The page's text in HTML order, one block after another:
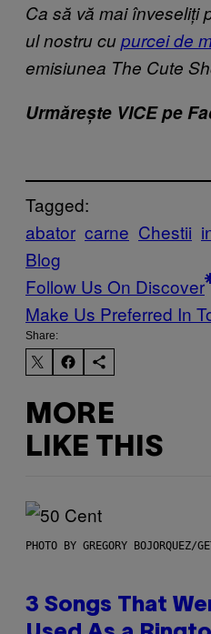
Ca să vă mai înveseliți
ul nostru cupurcei de
emisiunea The Cute
Urmărește VICE pe
Tagged:
abator carne Chestii
Blog
Follow Us On Discover
Make Us Preferred In
Share:
MORE
LIKE THIS
PHOTO BY GREGORY BOJORQUEZ/
3 Songs That